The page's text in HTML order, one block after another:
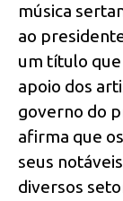
música
ao
um título que
apoio dos
governo do
afirma que
seus
diversos